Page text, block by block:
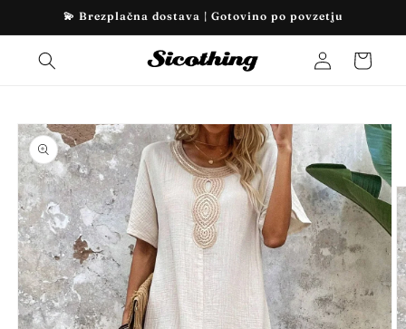
vsebino
💫 Brezplačna dostava | Gotovino po povzetju
Prijava Košarica
na
informacije
o izdelku